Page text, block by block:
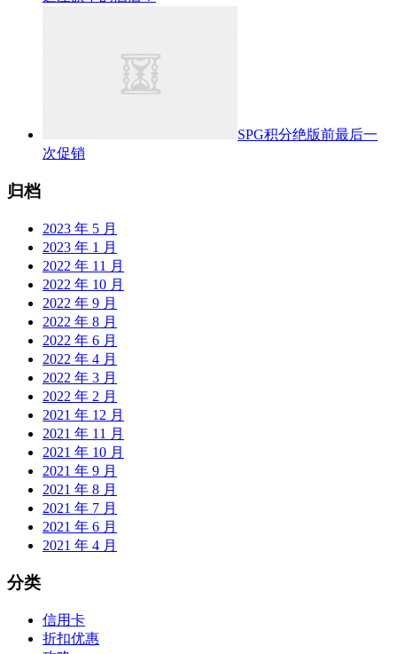
SPG积分绝版前最后一
次促销
归档
2023 年 5 月
2023 年 1 月
2022 年 11 月
2022 年 10 月
2022 年 9 月
2022 年 8 月
2022 年 6 月
2022 年 4 月
2022 年 3 月
2022 年 2 月
2021 年 12 月
2021 年 11 月
2021 年 10 月
2021 年 9 月
2021 年 8 月
2021 年 7 月
2021 年 6 月
2021 年 4 月
分类
信用卡
折扣优惠